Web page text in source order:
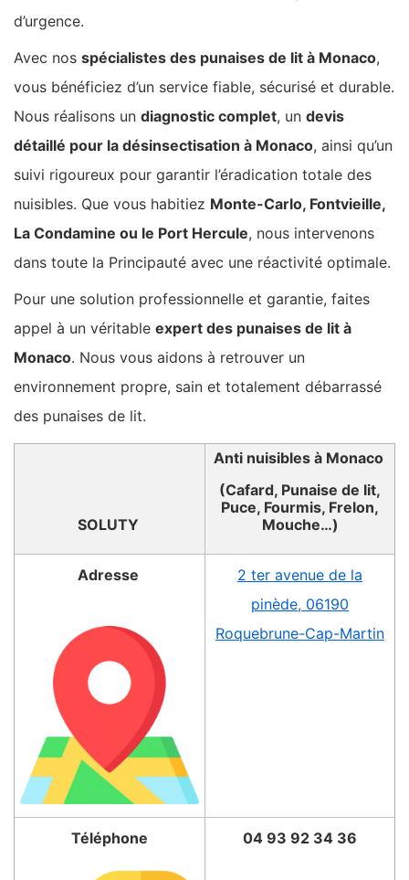
d’urgence.
Avec nos spécialistes des punaises de lit à Monaco,
vous bénéficiez d’un service fiable, sécurisé et durable.
Nous réalisons un diagnostic complet, un devis
détaillé pour la désinsectisation à Monaco, ainsi qu’un
suivi rigoureux pour garantir l’éradication totale des
nuisibles. Que vous habitiez Monte-Carlo, Fontvieille,
La Condamine ou le Port Hercule, nous intervenons
dans toute la Principauté avec une réactivité optimale.
Pour une solution professionnelle et garantie, faites
appel à un véritable expert des punaises de lit à
Monaco. Nous vous aidons à retrouver un
environnement propre, sain et totalement débarrassé
des punaises de lit.
SOLUTY
Anti nuisibles à Monaco
(Cafard, Punaise de lit,
Puce, Fourmis, Frelon,
Mouche…)
Adresse
2 ter avenue de la
pinède, 06190
Roquebrune-Cap-Martin
Téléphone 04 93 92 34 36